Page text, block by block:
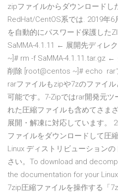
zipファイルからダウンロードし
RedHat/CentOS系では. 2019年
を自動的にパスワード保護した
SaMMA-4.1.11 ← 展開先ディレ
~]# rm -f SaMMA-4.1.11.tar.gz
削除 [root@centos ~]# echo rar
rarファイルもzipや7zのファイ
可能です。7-Zipではrar開発元ツ
れた圧縮ファイルも含めてさま
展開・解凍に対応しています。
ファイルをダウンロードして圧
Linux ディストリビューション
さい。To download and
the documentation for your
7zip圧縮ファイルを操作する「